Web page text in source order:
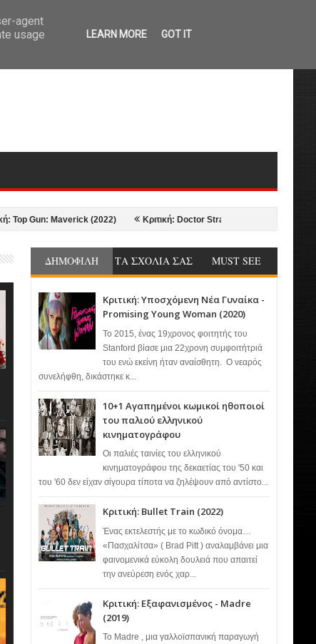
Maverick (2022) Κριτική: Doctor Strange in the Multiverse of
ΔΗΜΟΦΙΛΗ ΤΑ ΣΧΟΛΙΑ ΣΑΣ MUST SEE
Κριτική: Υποσχόμενη Νέα Γυναίκα -
Promising Young Woman (2020)
Το 2015, ένας 19χρονος φοιτητής του
Stanford βίασε μια 22χρονη συμφοιτήτριά
του ενώ εκείνη ήταν αναίσθητη. Ο νεαρός
συνελήφθη, δικάστηκε κ...
10+1 Αγαπημένοι κωμικοί ηθοποιοί
του παλιού ελληνικού
κινηματογράφου
Οι παλιές ταινίες του ελληνικού
κινηματογράφου της δεκαετίας του '50 και
του '60 δεν είχαν σίγουρα τίποτα να ζηλέψουν από αντίστο...
Κριτική: Bullet Train (2022)
Ένας εκτελεστής με το κωδικό όνομα…
«Πασχαλίτσα» ( Brad Pitt ) αναλαμβάνει μια
φαινομενικά εύκολη δουλειά που απαιτεί
την ανεύρεση ενός χαρ...
Κριτική: Εξαφανισμένος - Madre
(2019)
Το Madre , μια γαλλοϊσπανική παραγωγή
agent
usage
LEARN MORE GOT IT